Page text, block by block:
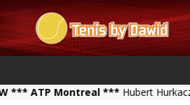
Montreal ***Hubert Hurkacz 6-3,